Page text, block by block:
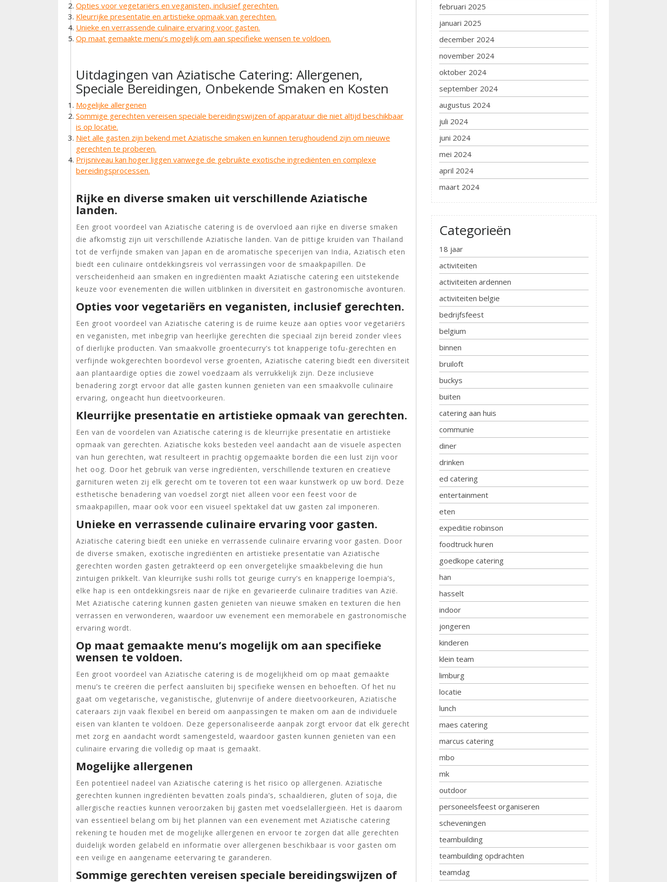
Opties voor vegetariërs en veganisten, inclusief gerechten.
Kleurrijke presentatie en artistieke opmaak van gerechten.
Unieke en verrassende culinaire ervaring voor gasten.
Op maat gemaakte menu’s mogelijk om aan specifieke wensen te voldoen.
Uitdagingen van Aziatische Catering: Allergenen,
Speciale Bereidingen, Onbekende Smaken en Kosten
Mogelijke allergenen
Sommige gerechten vereisen speciale bereidingswijzen of apparatuur die niet altijd beschikbaar
is op locatie.
Niet alle gasten zijn bekend met Aziatische smaken en kunnen terughoudend zijn om nieuwe
gerechten te proberen.
Prijsniveau kan hoger liggen vanwege de gebruikte exotische ingrediënten en complexe
bereidingsprocessen.
Rijke en diverse smaken uit verschillende Aziatische
landen.
Een groot voordeel van Aziatische catering is de overvloed aan rijke en diverse smaken
die afkomstig zijn uit verschillende Aziatische landen. Van de pittige kruiden van Thailand
tot de verfijnde smaken van Japan en de aromatische specerijen van India, Aziatisch eten
biedt een culinaire ontdekkingsreis vol verrassingen voor de smaakpapillen. De
verscheidenheid aan smaken en ingrediënten maakt Aziatische catering een uitstekende
keuze voor evenementen die willen uitblinken in diversiteit en gastronomische avonturen.
Opties voor vegetariërs en veganisten, inclusief gerechten.
Een groot voordeel van Aziatische catering is de ruime keuze aan opties voor vegetariërs
en veganisten, met inbegrip van heerlijke gerechten die speciaal zijn bereid zonder vlees
of dierlijke producten. Van smaakvolle groentecurry’s tot knapperige tofu-gerechten en
verfijnde wokgerechten boordevol verse groenten, Aziatische catering biedt een diversiteit
aan plantaardige opties die zowel voedzaam als verrukkelijk zijn. Deze inclusieve
benadering zorgt ervoor dat alle gasten kunnen genieten van een smaakvolle culinaire
ervaring, ongeacht hun dieetvoorkeuren.
Kleurrijke presentatie en artistieke opmaak van gerechten.
Een van de voordelen van Aziatische catering is de kleurrijke presentatie en artistieke
opmaak van gerechten. Aziatische koks besteden veel aandacht aan de visuele aspecten
van hun gerechten, wat resulteert in prachtig opgemaakte borden die een lust zijn voor
het oog. Door het gebruik van verse ingrediënten, verschillende texturen en creatieve
garnituren weten zij elk gerecht om te toveren tot een waar kunstwerk op uw bord. Deze
esthetische benadering van voedsel zorgt niet alleen voor een feest voor de
smaakpapillen, maar ook voor een visueel spektakel dat uw gasten zal imponeren.
Unieke en verrassende culinaire ervaring voor gasten.
Aziatische catering biedt een unieke en verrassende culinaire ervaring voor gasten. Door
de diverse smaken, exotische ingrediënten en artistieke presentatie van Aziatische
gerechten worden gasten getrakteerd op een onvergetelijke smaakbeleving die hun
zintuigen prikkelt. Van kleurrijke sushi rolls tot geurige curry’s en knapperige loempia’s,
elke hap is een ontdekkingsreis naar de rijke en gevarieerde culinaire tradities van Azië.
Met Aziatische catering kunnen gasten genieten van nieuwe smaken en texturen die hen
verrassen en verwonderen, waardoor uw evenement een memorabele en gastronomische
ervaring wordt.
Op maat gemaakte menu’s mogelijk om aan specifieke
wensen te voldoen.
Een groot voordeel van Aziatische catering is de mogelijkheid om op maat gemaakte
menu’s te creëren die perfect aansluiten bij specifieke wensen en behoeften. Of het nu
gaat om vegetarische, veganistische, glutenvrije of andere dieetvoorkeuren, Aziatische
cateraars zijn vaak flexibel en bereid om aanpassingen te maken om aan de individuele
eisen van klanten te voldoen. Deze gepersonaliseerde aanpak zorgt ervoor dat elk gerecht
met zorg en aandacht wordt samengesteld, waardoor gasten kunnen genieten van een
culinaire ervaring die volledig op maat is gemaakt.
Mogelijke allergenen
Een potentieel nadeel van Aziatische catering is het risico op allergenen. Aziatische
gerechten kunnen ingrediënten bevatten zoals pinda’s, schaaldieren, gluten of soja, die
allergische reacties kunnen veroorzaken bij gasten met voedselallergieën. Het is daarom
van essentieel belang om bij het plannen van een evenement met Aziatische catering
rekening te houden met de mogelijke allergenen en ervoor te zorgen dat alle gerechten
duidelijk worden gelabeld en informatie over allergenen beschikbaar is voor gasten om
een veilige en aangename eetervaring te garanderen.
Sommige gerechten vereisen speciale bereidingswijzen of
februari 2025
januari 2025
december 2024
november 2024
oktober 2024
september 2024
augustus 2024
juli 2024
juni 2024
mei 2024
april 2024
maart 2024
Categorieën
18 jaar
activiteiten
activiteiten ardennen
activiteiten belgie
bedrijfsfeest
belgium
binnen
bruiloft
buckys
buiten
catering aan huis
communie
diner
drinken
ed catering
entertainment
eten
expeditie robinson
foodtruck huren
goedkope catering
han
hasselt
indoor
jongeren
kinderen
klein team
limburg
locatie
lunch
maes catering
marcus catering
mbo
mk
outdoor
personeelsfeest organiseren
scheveningen
teambuilding
teambuilding opdrachten
teamdag